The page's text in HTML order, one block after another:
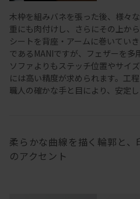
木枠を組みバネを張った後、様々
重にも肉付けし、さらにその上か
シートを背座・アームに巻いてい
であるMANIですが、フェザーを
ソファよりもステッチ位置やサイ
には高い精度が求められます。工
職人の確かな手と目により、安定
柔らかな曲線を描く輪郭と
のアクセント